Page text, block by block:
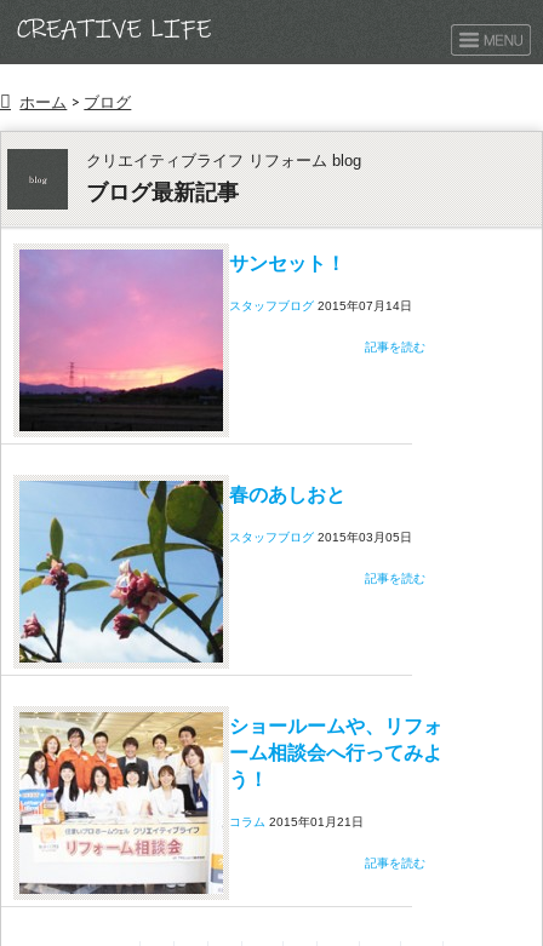
ホーム > ブログ
クリエイティブライフ リフォーム blog
ブログ最新記事
サンセット！
スタッフブログ 2015年07月14日
記事を読む
春のあしおと
スタッフブログ 2015年03月05日
記事を読む
ショールームや、リフォ
ーム相談会へ行ってみよ
う！
コラム 2015年01月21日
記事を読む